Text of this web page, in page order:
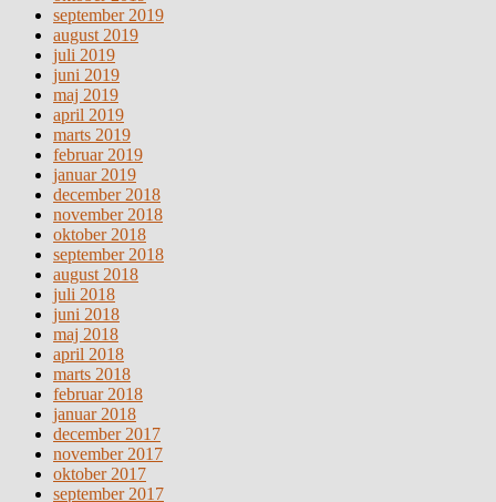
september 2019
august 2019
juli 2019
juni 2019
maj 2019
april 2019
marts 2019
februar 2019
januar 2019
december 2018
november 2018
oktober 2018
september 2018
august 2018
juli 2018
juni 2018
maj 2018
april 2018
marts 2018
februar 2018
januar 2018
december 2017
november 2017
oktober 2017
september 2017